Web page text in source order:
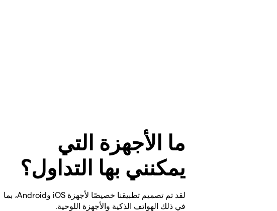
ما الأجهزة التي
يمكنني بها التداول؟
لقد تم تصميم تطبيقنا خصيصًا لأجهزة iOS وAndroid، بما
في ذلك الهواتف الذكية والأجهزة اللوحية.